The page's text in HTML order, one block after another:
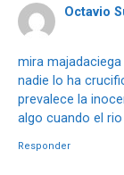
Octavio
mira majadaciega
nadie lo ha
prevalece la
algo cuando el
Responder